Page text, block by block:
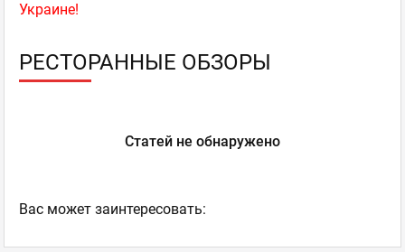
Украине!
РЕСТОРАННЫЕ ОБЗОРЫ
Статей не обнаружено
Ваc может заинтересовать: